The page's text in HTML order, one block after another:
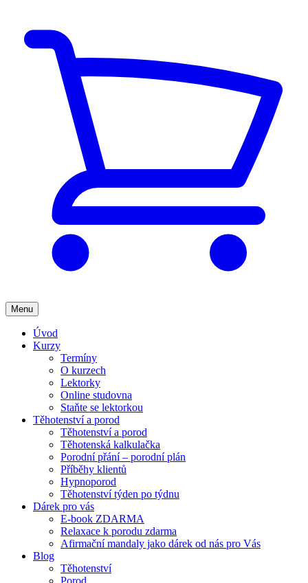
Menu
Úvod
Kurzy
Termíny
O kurzech
Lektorky
Online studovna
Staňte se lektorkou
Těhotenství a porod
Těhotenství a porod
Těhotenská kalkulačka
Porodní přání – porodní plán
Příběhy klientů
Hypnoporod
Těhotenství týden po týdnu
Dárek pro vás
E-book ZDARMA
Relaxace k porodu zdarma
Afirmační mandaly jako dárek od nás pro Vás
Blog
Těhotenství
Porod